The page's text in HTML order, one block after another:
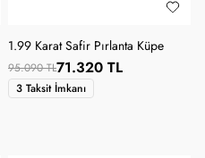
1.99 Karat Safir Pırlanta Küpe
95.090 TL71.320 TL
3 Taksit İmkanı